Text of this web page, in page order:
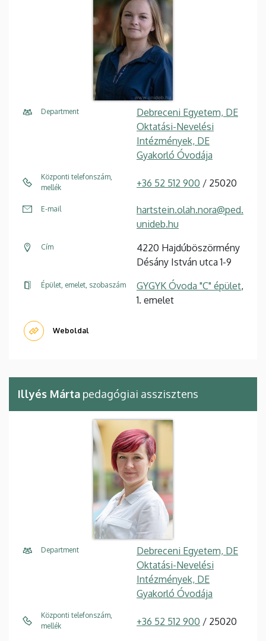
Department
Debreceni Egyetem, DE
Oktatási-Nevelési
Intézmények, DE
Gyakorló Óvodája
Központi telefonszám,
mellék
+36 52 512 900 / 25020
E-mail
hartstein.olah.nora@ped.
unideb.hu
Cím
4220 Hajdúböszörmény
Désány István utca 1-9
Épület, emelet, szobaszám GYGYK Óvoda "C" épület,
1. emelet
Weboldal
Illyés Márta pedagógiai asszisztens
Department
Debreceni Egyetem, DE
Oktatási-Nevelési
Intézmények, DE
Gyakorló Óvodája
Központi telefonszám,
mellék
+36 52 512 900 / 25020